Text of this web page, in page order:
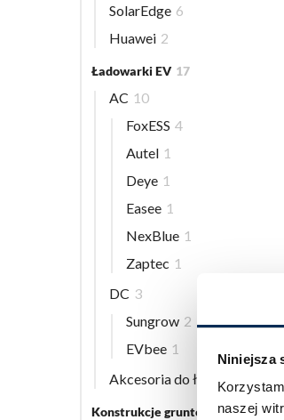
Niniejsza
naszej
SolarEdge 6
Huawei 2
Ładowarki EV 17
AC 10
FoxESS 4
Autel 1
Deye 1
Easee 1
NexBlue 1
Zaptec 1
DC 3
Sungrow 2
EVbee 1
Akcesoria do ładowarek EV
Konstrukcje gruntowe 5